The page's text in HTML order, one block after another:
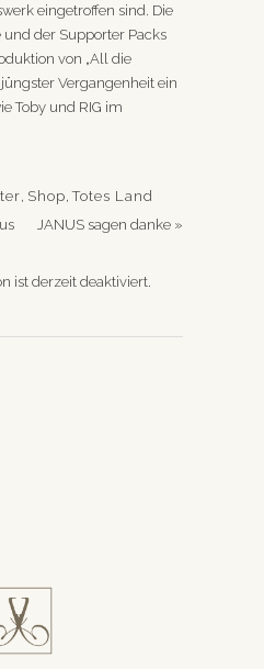
eingetroffen sind. Die
der Supporter Packs
von „All die
Vergangenheit ein
Toby und RIG im
, Shop,Totes Land
JANUS sagen danke »
ist derzeit deaktiviert.